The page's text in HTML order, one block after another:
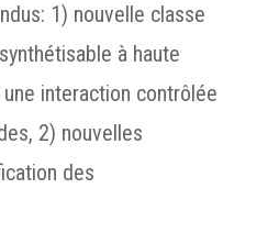
1) nouvelle classe
à haute
interaction contrôlée
2) nouvelles
des